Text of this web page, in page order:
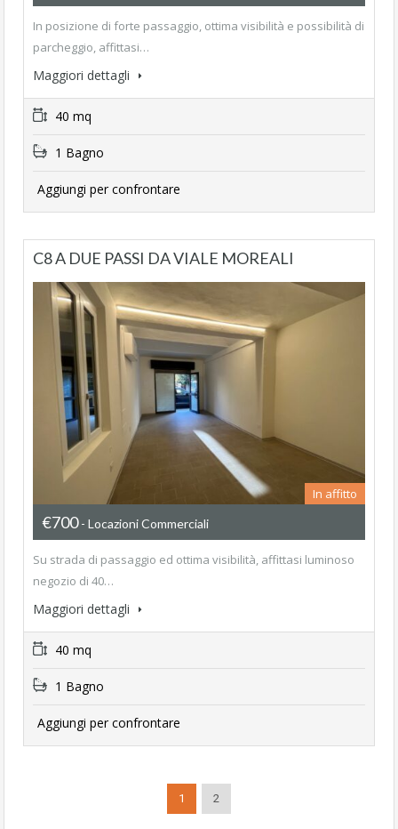
In posizione di forte passaggio, ottima visibilità e possibilità di
parcheggio, affittasi…
Maggiori dettagli
40 mq
1 Bagno
Aggiungi per confrontare
C8 A DUE PASSI DA VIALE MOREALI
In affitto
€700- Locazioni Commerciali
Su strada di passaggio ed ottima visibilità, affittasi luminoso
negozio di 40…
Maggiori dettagli
40 mq
1 Bagno
Aggiungi per confrontare
1 2